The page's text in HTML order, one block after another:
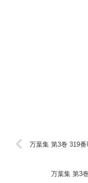
万葉集 第3巻 319
万葉集 第3